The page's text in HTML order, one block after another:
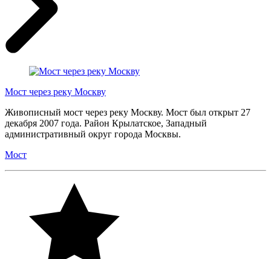
Мост через реку Москву
Живописный мост через реку Москву. Мост был открыт 27
декабря 2007 года. Район Крылатское, Западный
административный округ города Москвы.
Мост